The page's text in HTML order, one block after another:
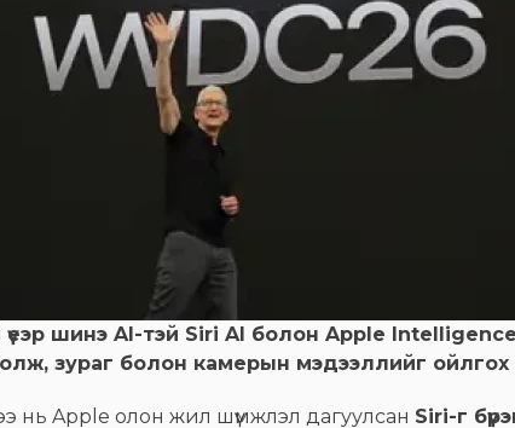
шинэ AI-тэй Siri AI болон Apple
зураг болон камерын мэдээллийг
нь Apple олон жил шүүмжлэл дагуулсан Siri-г